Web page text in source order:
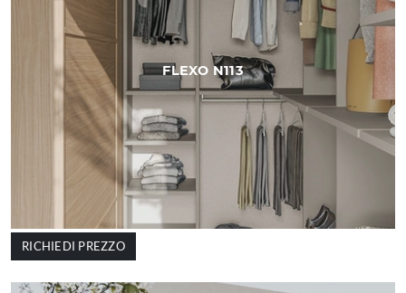
FLEXO N113
RICHIEDI PREZZO